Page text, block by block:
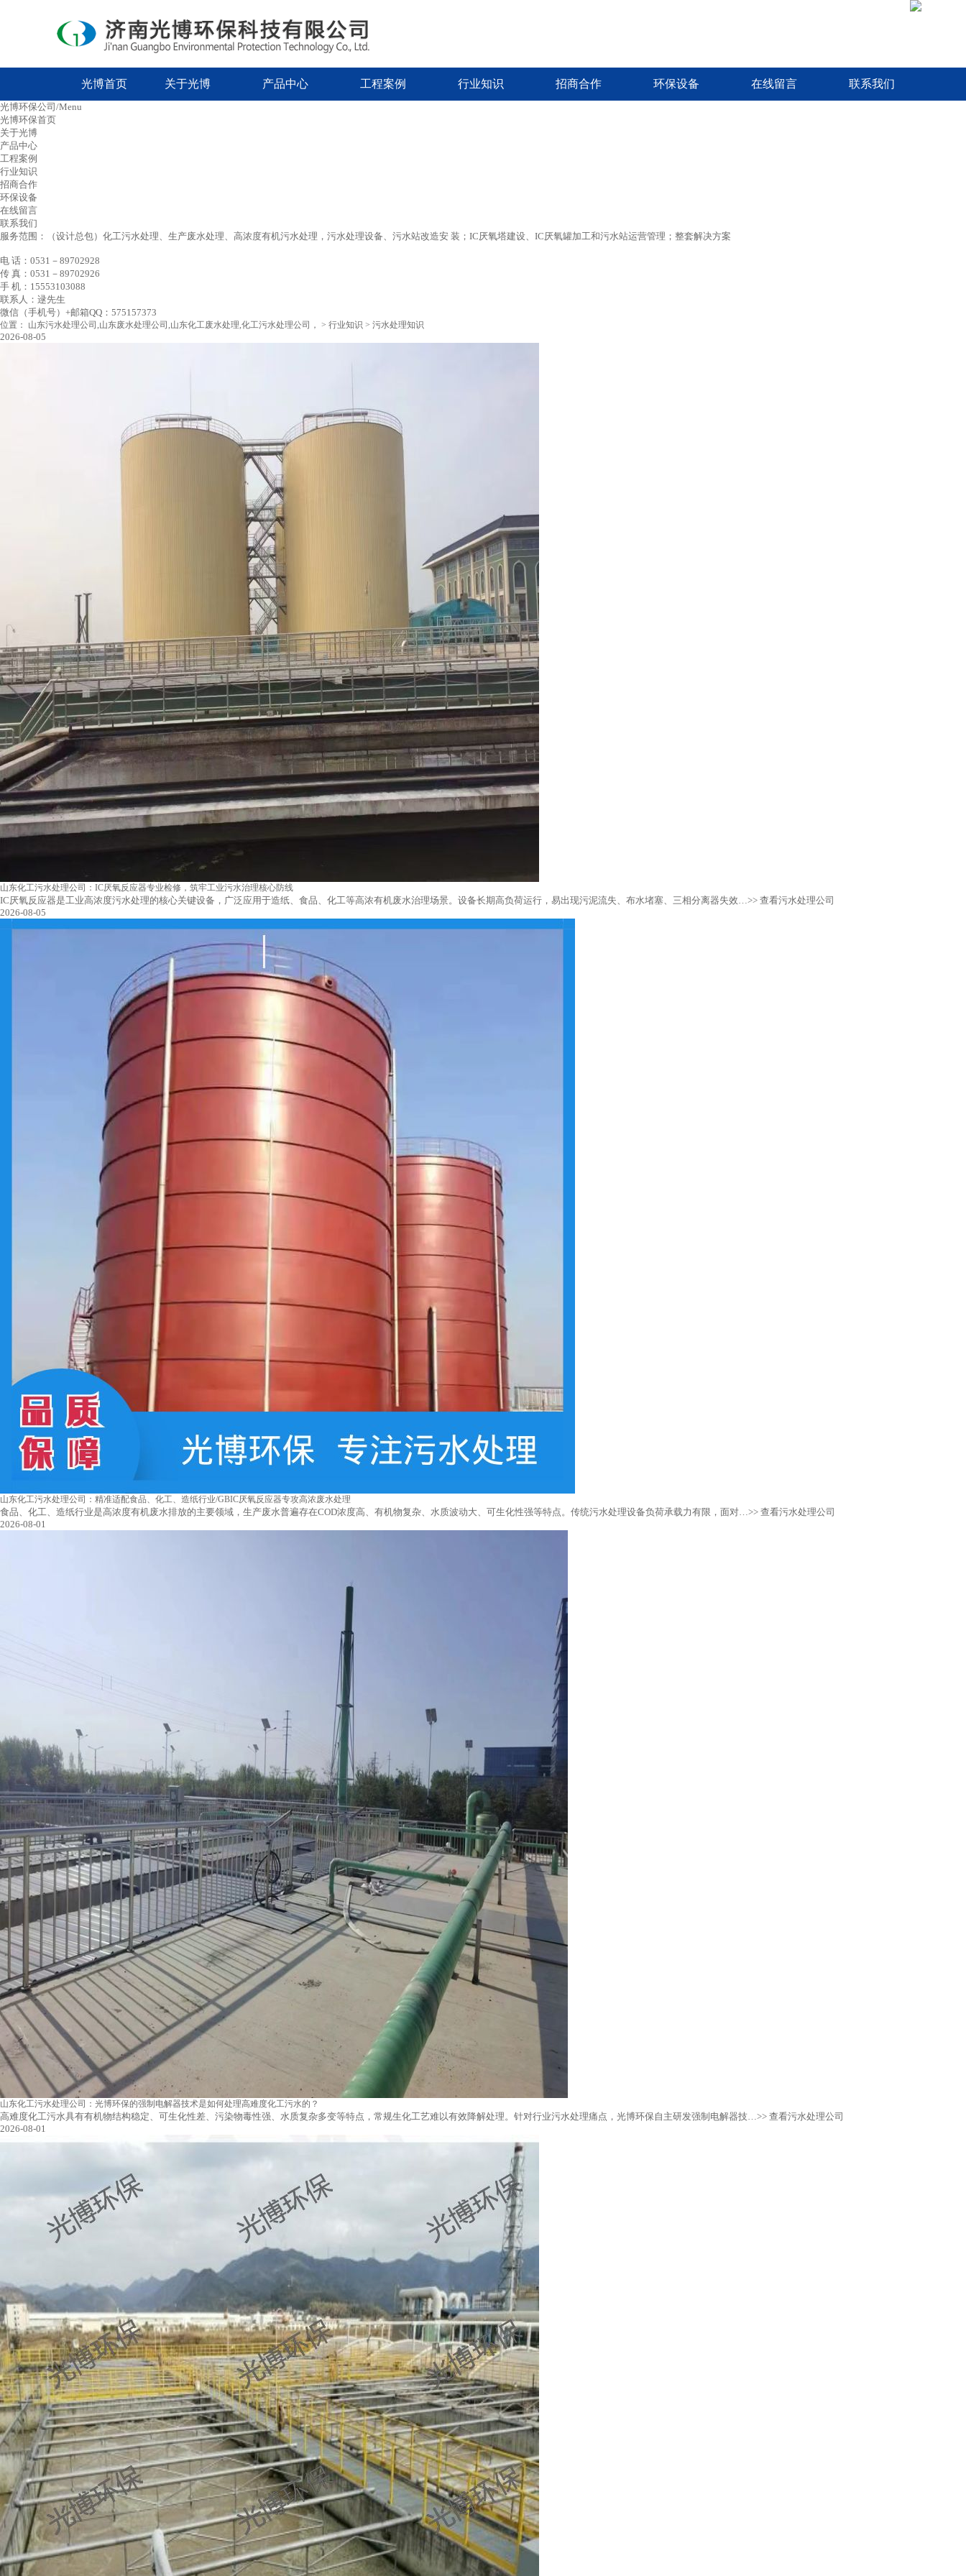
光博首页 关于光博 产品中心 工程案例 行业知识 招商合作 环保设备 在线留言 联系我们
光博环保公司/Menu
光博环保首页
关于光博
产品中心
工程案例
行业知识
招商合作
环保设备
在线留言
联系我们
服务范围：（设计总包）化工污水处理、生产废水处理、高浓度有机污水处理，污水处理设备、污水站改造安 装；IC厌氧塔建设、IC厌氧罐加工和污水站运营管理；整套解决方案
电 话：0531－89702928
传 真：0531－89702926
手 机：15553103088
联系人：逯先生
微信（手机号）+邮箱QQ：575157373
位置： 山东污水处理公司,山东废水处理公司,山东化工废水处理,化工污水处理公司， > 行业知识 > 污水处理知识
2026-08-05
山东化工污水处理公司：IC厌氧反应器专业检修，筑牢工业污水治理核心防线
IC厌氧反应器是工业高浓度污水处理的核心关键设备，广泛应用于造纸、食品、化工等高浓有机废水治理场景。设备长期高负荷运行，易出现污泥流失、布水堵塞、三相分离器失效…>> 查看污水处理公司
2026-08-05
山东化工污水处理公司：精准适配食品、化工、造纸行业/GBIC厌氧反应器专攻高浓废水处理
食品、化工、造纸行业是高浓度有机废水排放的主要领域，生产废水普遍存在COD浓度高、有机物复杂、水质波动大、可生化性强等特点。传统污水处理设备负荷承载力有限，面对…>> 查看污水处理公司
2026-08-01
山东化工污水处理公司：光博环保的强制电解器技术是如何处理高难度化工污水的？
高难度化工污水具有有机物结构稳定、可生化性差、污染物毒性强、水质复杂多变等特点，常规生化工艺难以有效降解处理。针对行业污水处理痛点，光博环保自主研发强制电解器技…>> 查看污水处理公司
2026-08-01